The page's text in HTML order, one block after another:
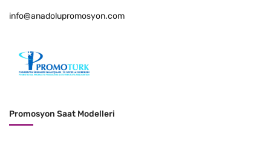
info@anadolupromosyon.com
Promosyon Saat Modelleri